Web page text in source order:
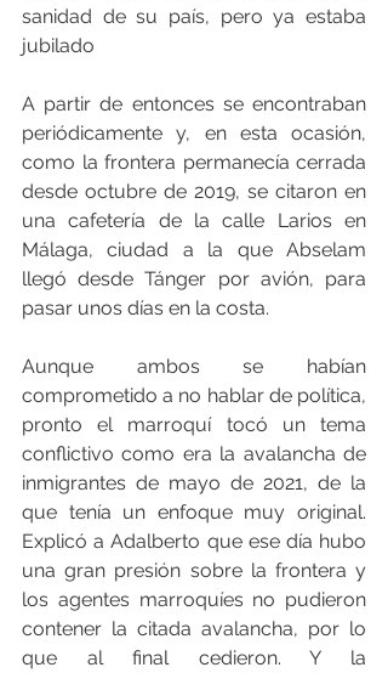
sanidad de su país, pero ya estaba
jubilado
A partir de entonces se encontraban
periódicamente y, en esta ocasión,
como la frontera permanecía cerrada
desde octubre de 2019, se citaron en
una cafetería de la calle Larios en
Málaga, ciudad a la que Abselam
llegó desde Tánger por avión, para
pasar unos días en la costa.
Aunque ambos se habían
comprometido a no hablar de política,
pronto el marroquí tocó un tema
conflictivo como era la avalancha de
inmigrantes de mayo de 2021, de la
que tenía un enfoque muy original.
Explicó a Adalberto que ese día hubo
una gran presión sobre la frontera y
los agentes marroquíes no pudieron
contener la citada avalancha, por lo
que al final cedieron. Y la